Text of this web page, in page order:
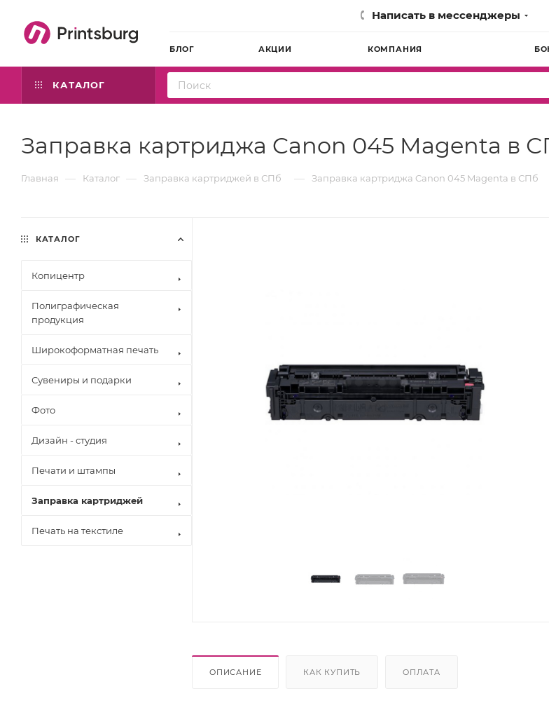
Написать в мессенджеры
БЛОГ АКЦИИ КОМПАНИЯ
КАТАЛОГ
Заправка картриджа Canon 045 Magenta в
Главная — Каталог — Заправка картриджей в СПб — Заправка картриджа Canon 045 Magenta в СПб
ОПИСАНИЕ КАК КУПИТЬ ОПЛАТА
КАТАЛОГ
Копицентр
Полиграфическая
продукция
Широкоформатная печать
Сувениры и подарки
Фото
Дизайн - студия
Печати и штампы
Заправка картриджей
OKI
Panasonic
Печать на текстиле